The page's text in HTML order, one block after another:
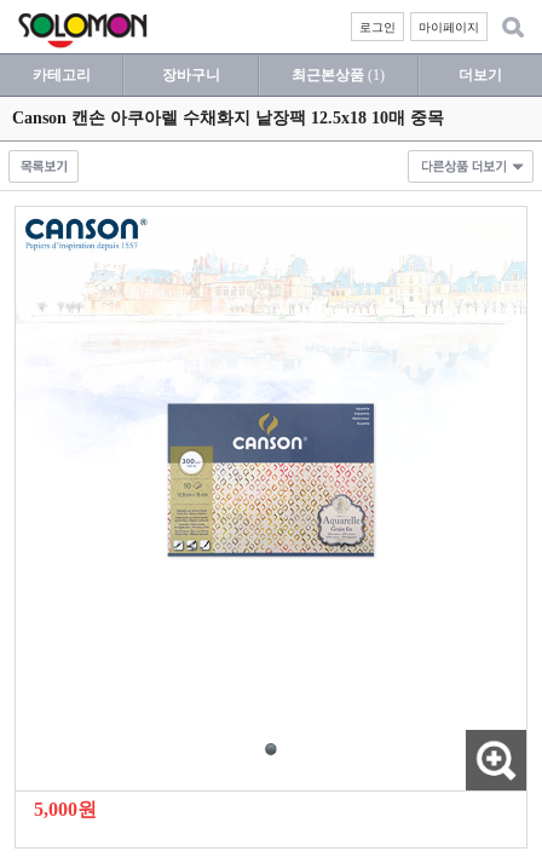
마이페이지
로그인
카테고리 장바구니 최근본상품 (1) 더보기
Canson 캔손 아쿠아렐 수채화지 낱장팩 12.5x18 10매 중목
5,000원